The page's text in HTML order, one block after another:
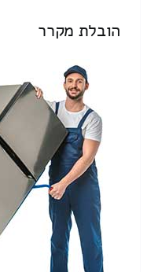
הובלת מקרר